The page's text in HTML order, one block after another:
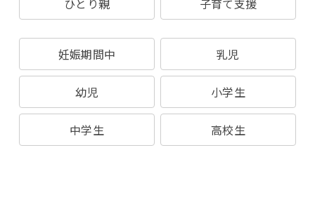
ひとり親 子育て支援
妊娠期間中 乳児
幼児 小学生
中学生 高校生